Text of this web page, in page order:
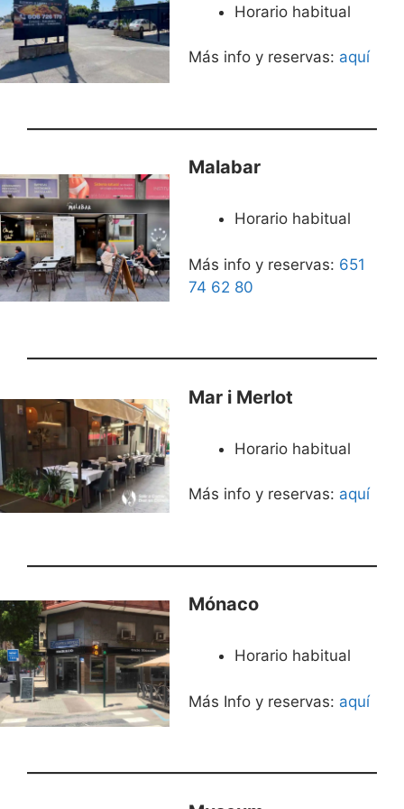
Horario habitual
Más info y reservas: aquí
Malabar
Horario habitual
Más info y reservas: 651
74 62 80
Mar i Merlot
Horario habitual
Más info y reservas: aquí
Mónaco
Horario habitual
Más Info y reservas: aquí